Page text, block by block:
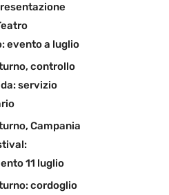
evento a luglio
controllo
servizio
Campania
11 luglio
cordoglio